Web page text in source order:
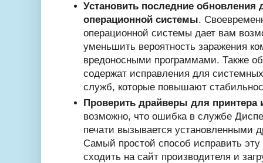
Установить последние обновления
операционной системы.
операционной системы дает вам
уменьшить вероятность заражения
вредоносными программами. Также
содержат исправления для
служб, которые повышают
Проверить драйверы для
возможно, что ошибка в службе
печати вызывается установленными
Самый простой способ исправить
сходить на сайт производителя и